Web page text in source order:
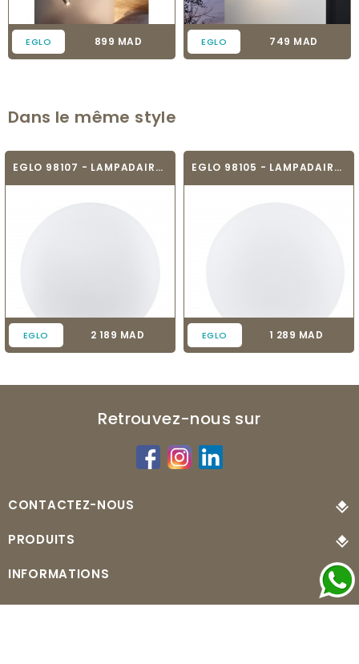
EGLO Prix
899 MAD EGLO Prix
749 MAD
Dans le même style
EGLO 98107 - LAMPADAIRE CONNECTÉ -...
EGLO Prix
2 189 MAD
EGLO 98105 - LAMPADAIRE CONNECTÉ -...
EGLO Prix
1 289 MAD
Retrouvez-nous sur
CONTACTEZ-NOUS
PRODUITS
INFORMATIONS